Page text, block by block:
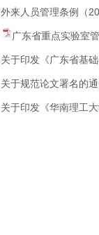
外来人员管理条例（
广东省重点实验室
关于印发《广东省基
关于规范论文署名的
关于印发《华南理工